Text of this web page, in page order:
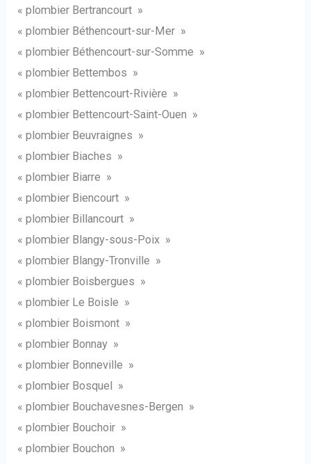
« plombier Bertrancourt »
« plombier Béthencourt-sur-Mer »
« plombier Béthencourt-sur-Somme »
« plombier Bettembos »
« plombier Bettencourt-Rivière »
« plombier Bettencourt-Saint-Ouen »
« plombier Beuvraignes »
« plombier Biaches »
« plombier Biarre »
« plombier Biencourt »
« plombier Billancourt »
« plombier Blangy-sous-Poix »
« plombier Blangy-Tronville »
« plombier Boisbergues »
« plombier Le Boisle »
« plombier Boismont »
« plombier Bonnay »
« plombier Bonneville »
« plombier Bosquel »
« plombier Bouchavesnes-Bergen »
« plombier Bouchoir »
« plombier Bouchon »